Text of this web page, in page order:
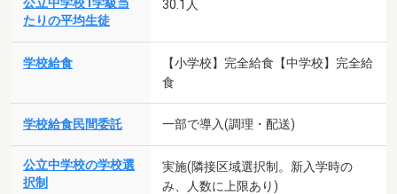
公立中学校1学級当
たりの平均生徒
30.1人
学校給食
【小学校】完全給食【中学校】完全給
食
学校給食民間委託 一部で導入(調理・配送)
公立中学校の学校選
択制
実施(隣接区域選択制。新入学時の
み、人数に上限あり)